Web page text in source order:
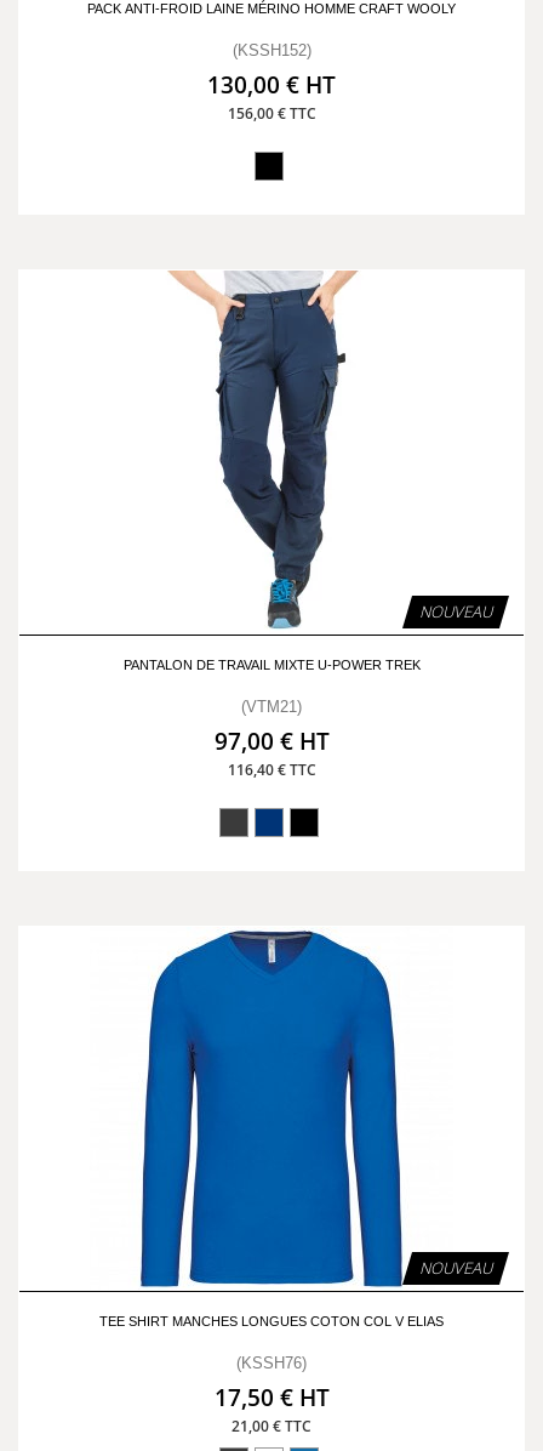
PACK ANTI-FROID LAINE MÉRINO HOMME CRAFT WOOLY
(KSSH152)
130,00 € HT
156,00 € TTC
NOUVEAU
PANTALON DE TRAVAIL MIXTE U-POWER TREK
(VTM21)
97,00 € HT
116,40 € TTC
NOUVEAU
TEE SHIRT MANCHES LONGUES COTON COL V ELIAS
(KSSH76)
17,50 € HT
21,00 € TTC